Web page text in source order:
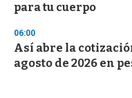
para tu cuerpo
06:00
Así abre la
agosto de 2026 en